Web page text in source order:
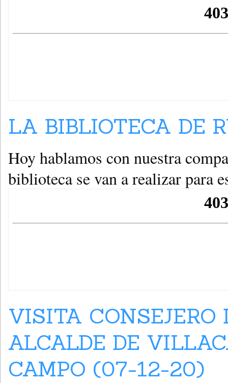
LA BIBLIOTECA DE
Hoy hablamos con nuestra
biblioteca se van a realizar para
VISITA
ALCALDE DE
CAMPO (07-12-20)